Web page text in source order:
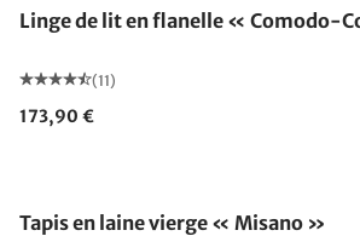
Linge de lit en flanelle « Comodo-
(11)
173,90 €
Tapis en laine vierge « Misano »